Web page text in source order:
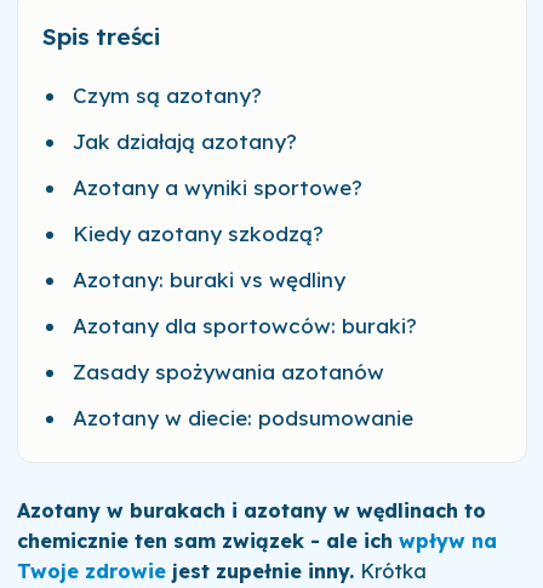
Spis treści
Czym są azotany?
Jak działają azotany?
Azotany a wyniki sportowe?
Kiedy azotany szkodzą?
Azotany: buraki vs wędliny
Azotany dla sportowców: buraki?
Zasady spożywania azotanów
Azotany w diecie: podsumowanie
Azotany w burakach i azotany w wędlinach to
chemicznie ten sam związek - ale ich wpływ na
Twoje zdrowiejest zupełnie inny.Krótka